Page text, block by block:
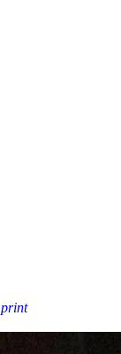
print